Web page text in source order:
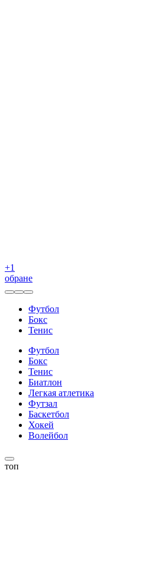
+1
обране
Футбол
Бокс
Тенис
Футбол
Бокс
Тенис
Биатлон
Легкая атлетика
Футзал
Баскетбол
Хокей
Волейбол
топ